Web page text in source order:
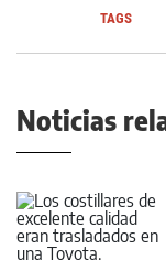
TAGS
Noticias